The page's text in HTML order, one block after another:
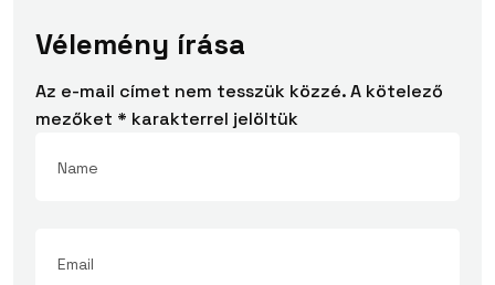
Vélemény írása
Az e-mail címet nem tesszük közzé.A kötelező
mezőket * karakterrel jelöltük